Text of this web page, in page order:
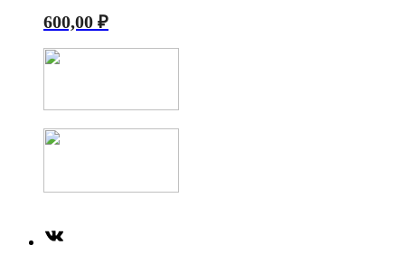
600,00 ₽